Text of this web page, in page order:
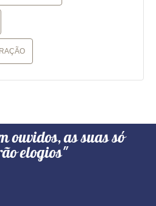
ouvidos, as suas só
elogios"